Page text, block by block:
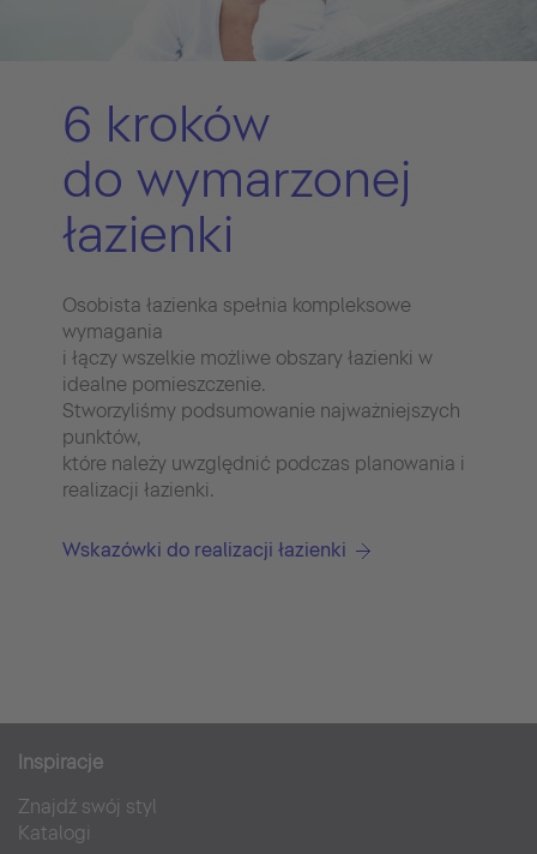
6 kroków
do wymarzonej
łazienki
Osobista łazienka spełnia kompleksowe
wymagania
i łączy wszelkie możliwe obszary łazienki w
idealne pomieszczenie.
Stworzyliśmy podsumowanie najważniejszych
punktów,
które należy uwzględnić podczas planowania i
realizacji łazienki.
Wskazówki do realizacji łazienki
Inspiracje
Znajdź swój styl
Katalogi